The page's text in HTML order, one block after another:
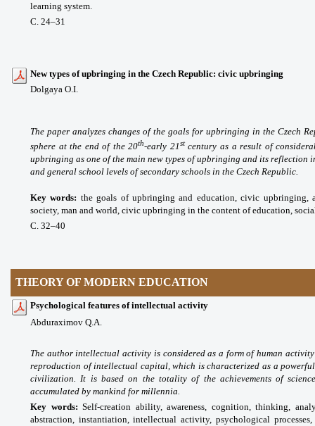
learning system.
С. 24–31
New types of upbringing in the Czech Republic: civic upbringing
Dolgaya O.I.
The paper analyzes changes of the goals for upbringing in the Czech
sphere at the end of the 20th-early 21stcentury as a result of
upbringing as one of the main new types of upbringing and its reflection
and general school levels of secondary schools in the Czech Republic.
Key words: the goals of upbringing and education, civic upbringing,
society, man and world, civic upbringing in the content of education,
С. 32–40
THEORY OF MODERN EDUCATION
Psychological features of intellectual activity
Abduraximov Q.A.
The author intellectual activity is considered as a form of human
reproduction of intellectual capital, which is characterized as a
civilization. It is based on the totality of the achievements of
accumulated by mankind for millennia.
Key words: Self-creation ability, awareness, cognition, thinking,
abstraction, instantiation, intellectual activity, psychological processes,